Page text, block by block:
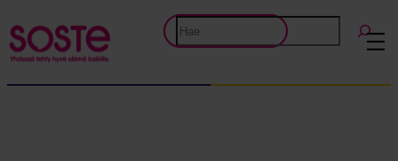
Siirry
sisältöön
Etsi